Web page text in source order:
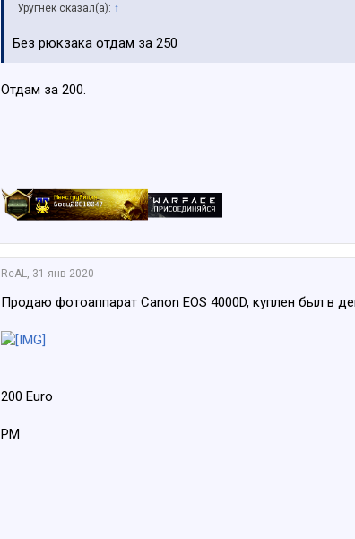
Уругнек сказал(а): ↑
Без рюкзака отдам за 250
Отдам за 200.
ReAL, 31 янв 2020
Продаю фотоаппарат Canon EOS 4000D, куплен был в
200 Euro
PM